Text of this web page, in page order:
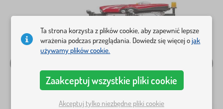
Ta strona korzysta z plików cookie, aby zapewnić lepsze
wrażenia podczas przeglądania. Dowiedz się więcej ojak
używamy plików cookie.
Zaakceptuj wszystkie pliki cookie
Akceptuj tylko niezbędne pliki cookie